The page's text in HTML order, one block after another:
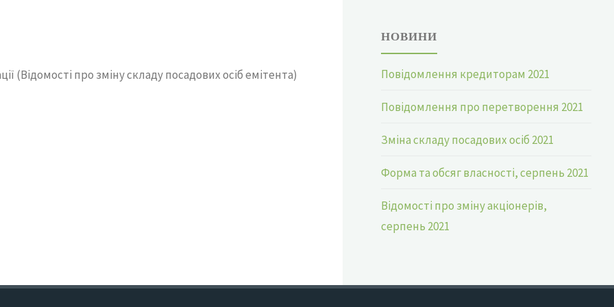
(Відомості про зміну складу посадових осіб емітента)
НОВИНИ
Повідомлення кредиторам 2021
Повідомлення про перетворення 2021
Зміна складу посадових осіб 2021
Форма та обсяг власності, серпень 2021
Відомості про зміну акціонерів,
серпень 2021